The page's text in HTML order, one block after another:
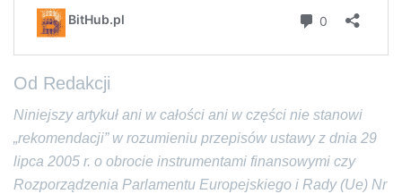
Od Redakcji
Niniejszy artykuł ani w całości ani w części nie stanowi
„rekomendacji” w rozumieniu przepisów ustawy z dnia 29
lipca 2005 r. o obrocie instrumentami finansowymi czy
Rozporządzenia Parlamentu Europejskiego i Rady (Ue) Nr